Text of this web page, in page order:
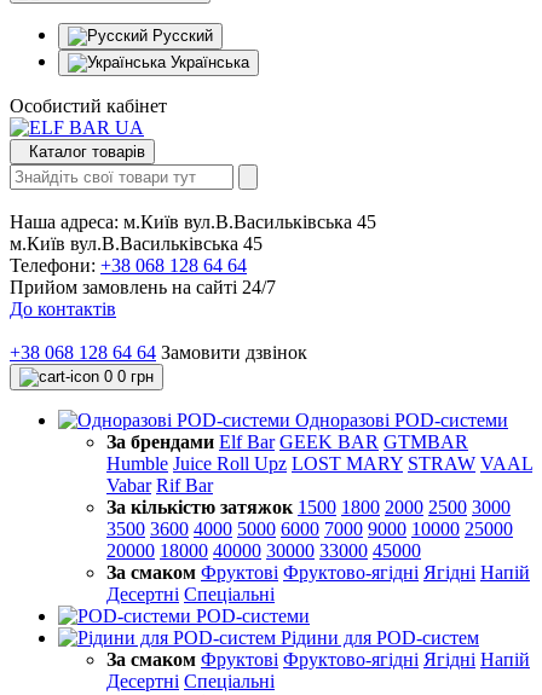
Русский
Українська
Особистий кабінет
Каталог товарів
Наша адреса: м.Київ вул.В.Васильківська 45
м.Київ вул.В.Васильківська 45
Телефони: +38 068 128 64 64
Прийом замовлень на сайті 24/7
До контактів
+38 068 128 64 64 Замовити дзвінок
0 0 грн
Одноразові POD-системи
За брендами Elf Bar GEEK BAR GTMBAR
Humble Juice Roll Upz LOST MARY STRAW VAAL
Vabar Rif Bar
За кількістю затяжок 1500 1800 2000 2500 3000
3500 3600 4000 5000 6000 7000 9000 10000 25000
20000 18000 40000 30000 33000 45000
За смаком Фруктові Фруктово-ягідні Ягідні Напій
Десертні Спеціальні
POD-системи
Рідини для POD-систем
За смаком Фруктові Фруктово-ягідні Ягідні Напій
Десертні Спеціальні